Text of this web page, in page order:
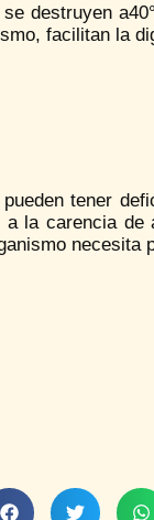
destruyen
facilitan la
tener
la carencia
necesita